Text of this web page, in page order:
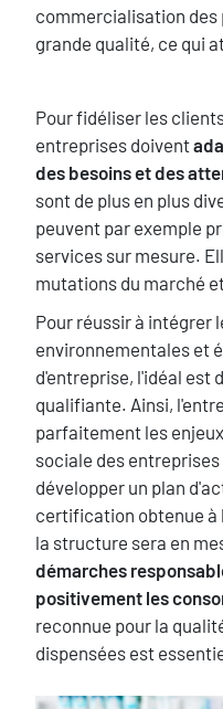
commercialisation des
grande qualité, ce qui
Texte
Pour fidéliser les
entreprises doivent
des besoins et des
sont de plus en plus
peuvent par exemple
services sur mesure.
mutations du marché
Pour réussir à intégrer
environnementales et
d'entreprise, l'idéal est
qualifiante. Ainsi,
parfaitement les
sociale des
développer un plan
certification obtenue à
la structure sera en
démarches
positivement les
reconnue pour la
dispensées est